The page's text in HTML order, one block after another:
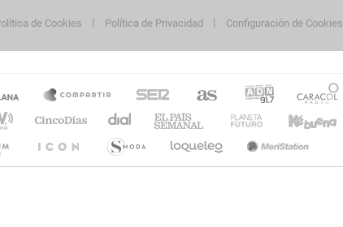
de Cookies Política de Privacidad Configuración de Cookies